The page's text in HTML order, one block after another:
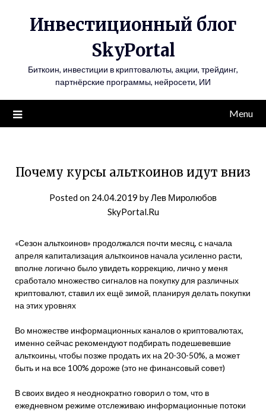
Инвестиционный блог
SkyPortal
Биткоин, инвестиции в криптовалюты, акции, трейдинг,
партнёрские программы, нейросети, ИИ
Menu
Почему курсы альткоинов идут вниз
Posted on 24.04.2019 byЛев Миролюбов
SkyPortal.Ru
«Сезон альткоинов» продолжался почти месяц, с начала
апреля капитализация альткоинов начала усиленно расти,
вполне логично было увидеть коррекцию, лично у меня
сработало множество сигналов на покупку для различных
криптовалют, ставил их ещё зимой, планируя делать покупки
на этих уровнях
Во множестве информационных каналов о криптовалютах,
именно сейчас рекомендуют подбирать подешевевшие
альткоины, чтобы позже продать их на 20-30-50%, а может
быть и на все 100% дороже (это не финансовый совет)
В своих видео я неоднократно говорил о том, что в
ежедневном режиме отслеживаю информационные потоки